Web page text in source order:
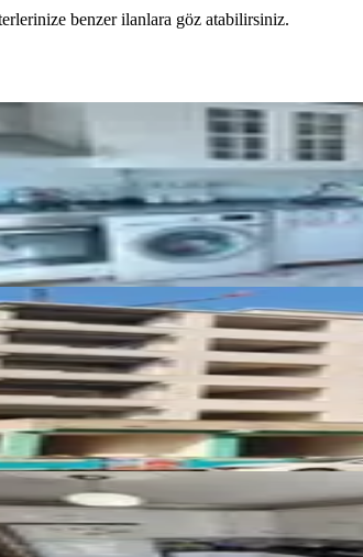
benzer ilanlara göz atabilirsiniz.
Satılık 3+1 Daire
Bulv. Lüks4+1 | Aralık 2026 Teslim
Katta Asansörlü Geniş Full Yapılı 3+1